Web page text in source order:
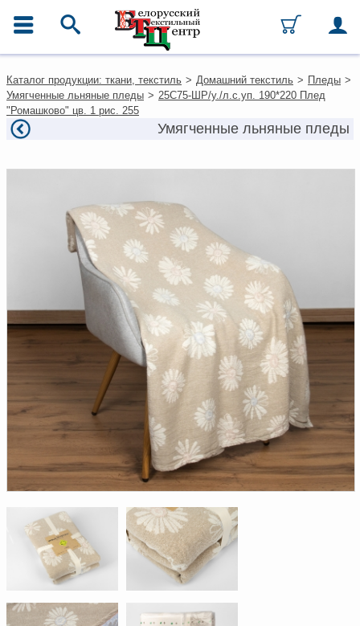
Каталог
Ткани
Домашний текстиль
Одежда
Текстиль для ресторанов и
Текстильная галантерея и
фурнитура
Условия работы
Оплата и доставка
Как оформить заказ
Вакансии
Как нас найти
Доверенность на
получение груза
Документы по работе с
персональными данными
Письмо руководителю
Новости | Статьи
Каталог продукции: ткани, текстиль > Домашний текстиль > Пледы >
Умягченные льняные пледы > 25С75-ШР/у./л.с.уп. 190*220 Плед
"Ромашково" цв. 1 рис. 255
Умягченные льняные пледы
Добавить
в